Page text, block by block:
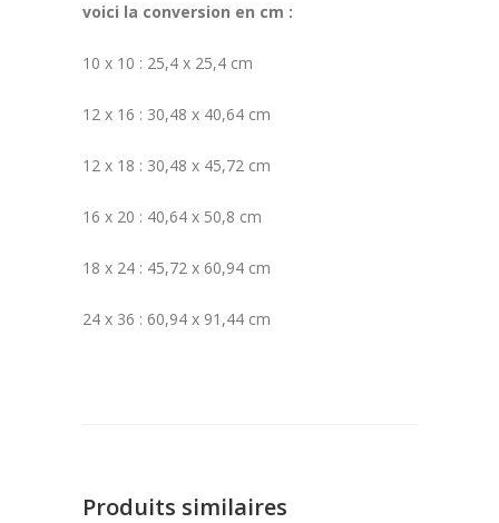
voici la conversion en cm :
10 x 10 : 25,4 x 25,4 cm
12 x 16 : 30,48 x 40,64 cm
12 x 18 : 30,48 x 45,72 cm
16 x 20 : 40,64 x 50,8 cm
18 x 24 : 45,72 x 60,94 cm
24 x 36 : 60,94 x 91,44 cm
Produits similaires